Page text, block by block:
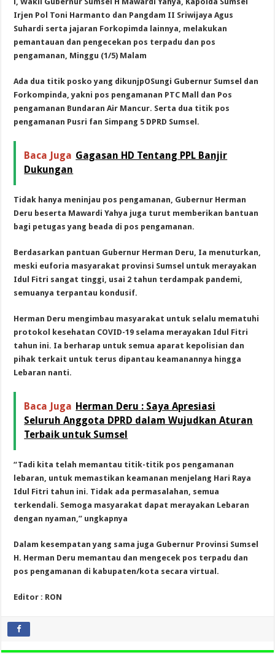
Irjen Pol Toni Harmanto dan Pangdam II Sriwijaya Agus
Suhardi serta jajaran Forkopimda lainnya, melakukan
pemantauan dan pengecekan pos terpadu dan pos
pengamanan, Minggu (1/5) Malam
Ada dua titik posko yang dikunjpOSungi Gubernur Sumsel dan
Forkompinda, yakni pos pengamanan PTC Mall dan Pos
pengamanan Bundaran Air Mancur. Serta dua titik pos
pengamanan Pusri fan Simpang 5 DPRD Sumsel.
Baca Juga Gagasan HD Tentang PPL Banjir
Dukungan
Tidak hanya meninjau pos pengamanan, Gubernur Herman
Deru beserta Mawardi Yahya juga turut memberikan bantuan
bagi petugas yang beada di pos pengamanan.
Berdasarkan pantuan Gubernur Herman Deru, Ia menuturkan,
meski euforia masyarakat provinsi Sumsel untuk merayakan
Idul Fitri sangat tinggi, usai 2 tahun terdampak pandemi,
semuanya terpantau kondusif.
Herman Deru mengimbau masyarakat untuk selalu mematuhi
protokol kesehatan COVID-19 selama merayakan Idul Fitri
tahun ini. Ia berharap untuk semua aparat kepolisian dan
pihak terkait untuk terus dipantau keamanannya hingga
Lebaran nanti.
Baca Juga Herman Deru : Saya Apresiasi
Seluruh Anggota DPRD dalam Wujudkan Aturan
Terbaik untuk Sumsel
“Tadi kita telah memantau titik-titik pos pengamanan
lebaran, untuk memastikan keamanan menjelang Hari Raya
Idul Fitri tahun ini. Tidak ada permasalahan, semua
terkendali. Semoga masyarakat dapat merayakan Lebaran
dengan nyaman,” ungkapnya
Dalam kesempatan yang sama juga Gubernur Provinsi Sumsel
H. Herman Deru memantau dan mengecek pos terpadu dan
pos pengamanan di kabupaten/kota secara virtual.
Editor : RON